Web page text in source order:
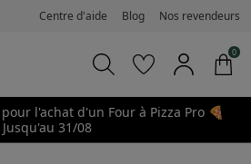
Centre d'aide Blog Nos revendeurs
0
pour l'achat d'un Four à Pizza Pro 🍕
Jusqu'au 31/08